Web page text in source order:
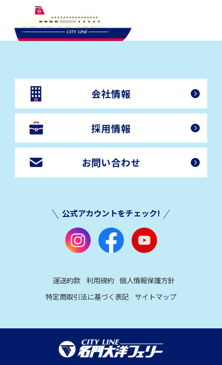
会社情報
採用情報
お問い合わせ
公式アカウントをチェック!
運送約款 利用規約 個人情報保護方針
特定商取引法に基づく表記
サイトマップ